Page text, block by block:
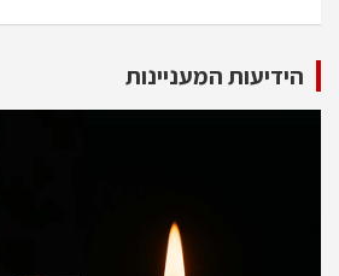
הידיעות המעניינות